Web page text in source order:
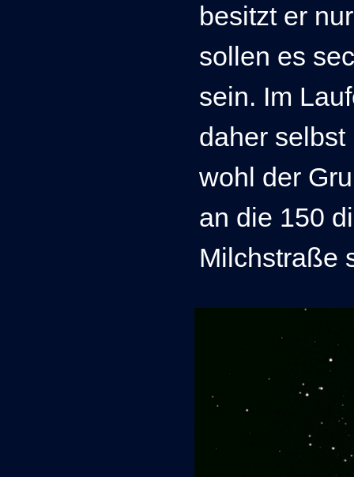
besitzt er
sollen es
sein. Im
daher
wohl der
an die 150
Milchstraße